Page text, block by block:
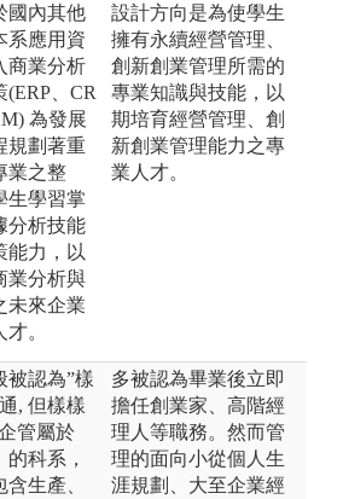
國內其他
系應用資
商業分析
、CR
為發展
規劃著重
業之整
生學習掌
分析技能
能力，以
業分析與
未來企業
。
設計方向是為使學生
擁有永續經營管理、
創新創業管理所需的
專業知識與技能，以
期培育經營管理、創
新創業管理能力之專
業人才。
被認為”樣
, 但樣樣
管屬於
的科系，
生產、
多被認為畢業後立即
擔任創業家、高階經
理人等職務。然而管
理的面向小從個人生
涯規劃、大至企業經